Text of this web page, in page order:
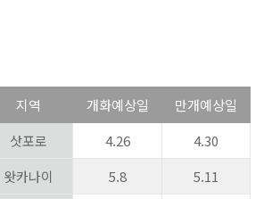
지역 개화예상일
만개예상일
삿포로
4.26
4.30
왓카나이
5.8
5.11